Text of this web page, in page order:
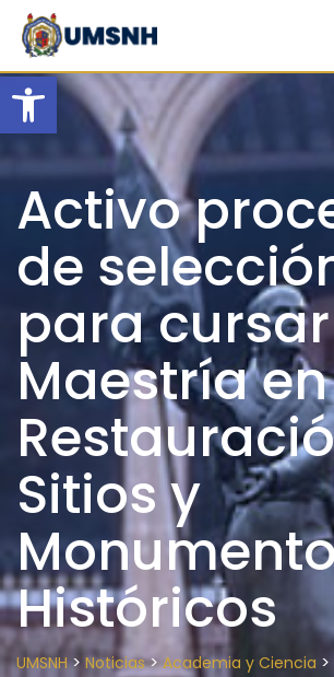
Open toolbar
Skip
content
Activo
de
para cursar
Maestría en
Sitios y
Históricos
UMSNH> Noticias>Academia y Ciencia >